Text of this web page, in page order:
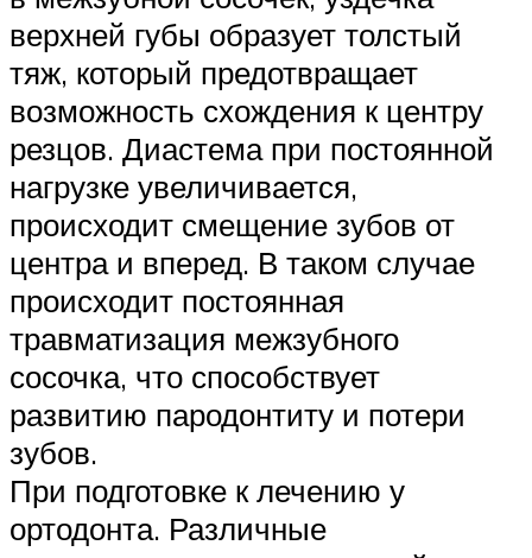
верхней губы образует толстый
тяж, который предотвращает
возможность схождения к центру
резцов. Диастема при постоянной
нагрузке увеличивается,
происходит смещение зубов от
центра и вперед. В таком случае
происходит постоянная
травматизация межзубного
сосочка, что способствует
развитию пародонтиту и потери
зубов.
При подготовке к лечению у
ортодонта. Различные